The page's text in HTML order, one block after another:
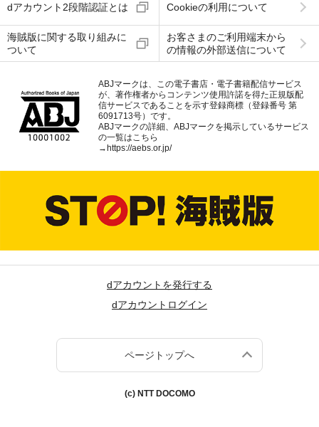
dアカウント2段階認証とは Cookieの利用について
海賊版に関する取り組みに
ついて
お客さまのご利用端末から
の情報の外部送信について
ABJマークは、この電子書店・電子書籍配信サービス
が、著作権者からコンテンツ使用許諾を得た正規版配
信サービスであることを示す登録商標（登録番号 第
6091713号）です。
ABJマークの詳細、ABJマークを掲示しているサービス
の一覧はこちら
→https://aebs.or.jp/
dアカウントを発行する
dアカウントログイン
ページトップへ
(c) NTT DOCOMO